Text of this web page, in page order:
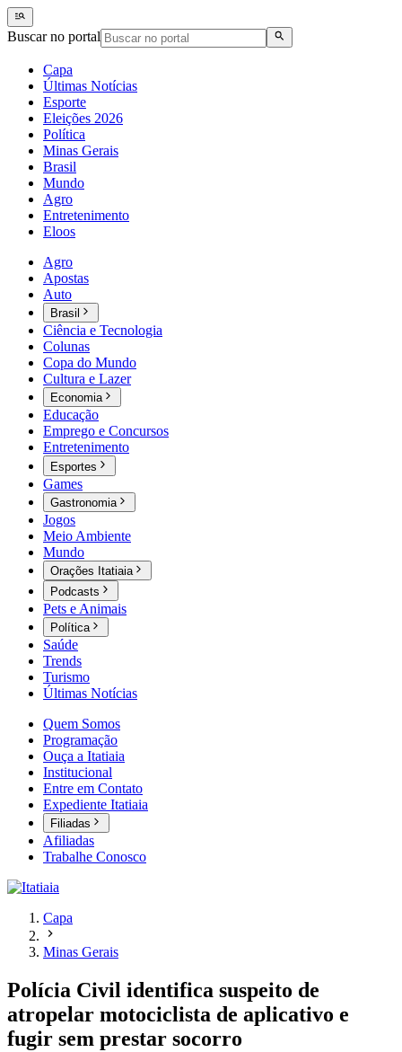
Buscar no portal
Capa
Últimas Notícias
Esporte
Eleições 2026
Política
Minas Gerais
Brasil
Mundo
Agro
Entretenimento
Eloos
Agro
Apostas
Auto
Brasil
Ciência e Tecnologia
Colunas
Copa do Mundo
Cultura e Lazer
Economia
Educação
Emprego e Concursos
Entretenimento
Esportes
Games
Gastronomia
Jogos
Meio Ambiente
Mundo
Orações Itatiaia
Podcasts
Pets e Animais
Política
Saúde
Trends
Turismo
Últimas Notícias
Quem Somos
Programação
Ouça a Itatiaia
Institucional
Entre em Contato
Expediente Itatiaia
Filiadas
Afiliadas
Trabalhe Conosco
Capa
Minas Gerais
Polícia Civil identifica suspeito de
atropelar motociclista de aplicativo e
fugir sem prestar socorro